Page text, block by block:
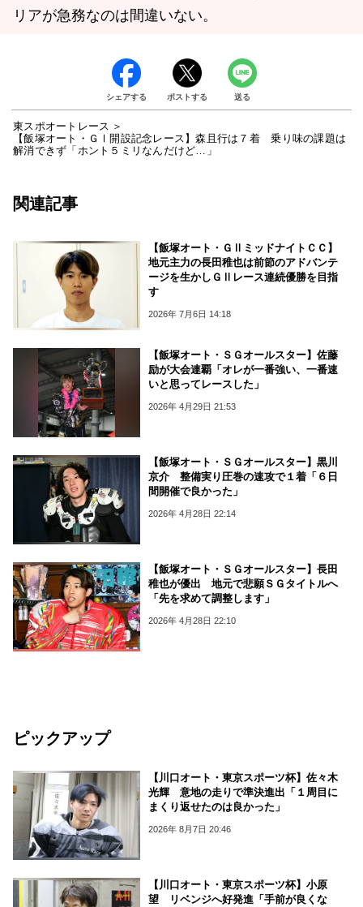
リアが急務なのは間違いない。
シェアする ポストする 送る
東スポオートレース
【飯塚オート・ＧⅠ開設記念レース】森且行は７着 乗り味の課題は
解消できず「ホント５ミリなんだけど…」
関連記事
【飯塚オート・ＧⅡミッドナイトＣＣ】
地元主力の長田稚也は前節のアドバンテ
ージを生かしＧⅡレース連続優勝を目指
す
2026年 7月6日 14:18
【飯塚オート・ＳＧオールスター】佐藤
励が大会連覇「オレが一番強い、一番速
いと思ってレースした」
2026年 4月29日 21:53
【飯塚オート・ＳＧオールスター】黒川
京介 整備実り圧巻の速攻で１着「６日
間開催で良かった」
2026年 4月28日 22:14
【飯塚オート・ＳＧオールスター】長田
稚也が優出 地元で悲願ＳＧタイトルへ
「先を求めて調整します」
2026年 4月28日 22:10
ピックアップ
【川口オート・東京スポーツ杯】佐々木
光輝 意地の走りで準決進出「１周目に
まくり返せたのは良かった」
2026年 8月7日 20:46
【川口オート・東京スポーツ杯】小原
望 リベンジへ好発進「手前が良くな